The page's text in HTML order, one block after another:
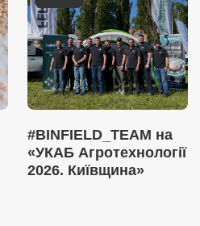
#BINFIELD_TEAM на
«УКАБ Агротехнології
2026. Київщина»